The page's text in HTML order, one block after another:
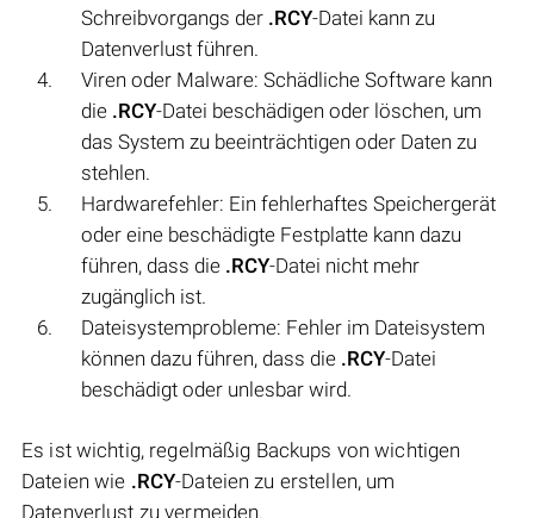
Schreibvorgangs der .RCY-Datei kann zu
Datenverlust führen.
Viren oder Malware: Schädliche Software kann
die .RCY-Datei beschädigen oder löschen, um
das System zu beeinträchtigen oder Daten zu
stehlen.
Hardwarefehler: Ein fehlerhaftes Speichergerät
oder eine beschädigte Festplatte kann dazu
führen, dass die .RCY-Datei nicht mehr
zugänglich ist.
Dateisystemprobleme: Fehler im Dateisystem
können dazu führen, dass die .RCY-Datei
beschädigt oder unlesbar wird.
Es ist wichtig, regelmäßig Backups von wichtigen
Dateien wie .RCY-Dateien zu erstellen, um
Datenverlust zu vermeiden.